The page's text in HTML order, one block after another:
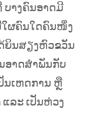
ບາງຄົນອາດມີ
ໃຜຄົນໃດຄົນໜຶ່ງ
ຍິນສຽງຫົວຂວັນ
ອາດສຳພັນກັບ
ນເຫດການ ຫຼື
ລະ ເປັນຫ່ວງ